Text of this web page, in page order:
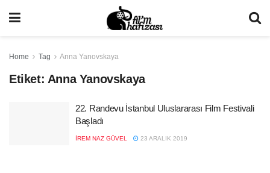
Home Tag Anna Yanovskaya
Etiket: Anna Yanovskaya
22. Randevu İstanbul Uluslararası Film Festivali
Başladı
İREM NAZ GÜVEL 23 ARALIK 2019